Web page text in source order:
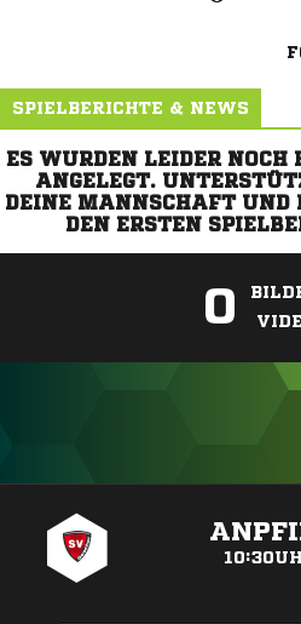
SPIELBERICHTE & NEWS
ES WURDEN LEIDER NOCH
ANGELEGT.
DEINE MANNSCHAFT UND
DEN ERSTEN
0